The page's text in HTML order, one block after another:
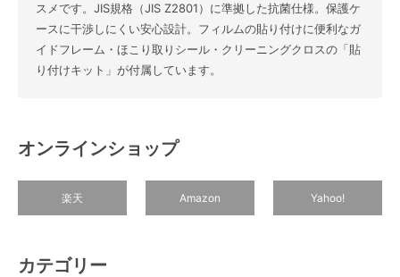
スメです。JIS規格（JIS Z2801）に準拠した抗菌仕様。保護ケ
ースに干渉しにくい安心設計。フィルムの貼り付けに便利なガ
イドフレーム・ほこり取りシール・クリーニングクロスの「貼
り付けキット」が付属しています。
オンラインショップ
楽天 Amazon Yahoo!
カテゴリー